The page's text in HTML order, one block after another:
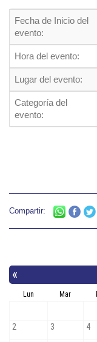
Fecha de Inicio del
evento:
Hora del evento:
Lugar del evento:
Categoría del
evento:
Compartir: